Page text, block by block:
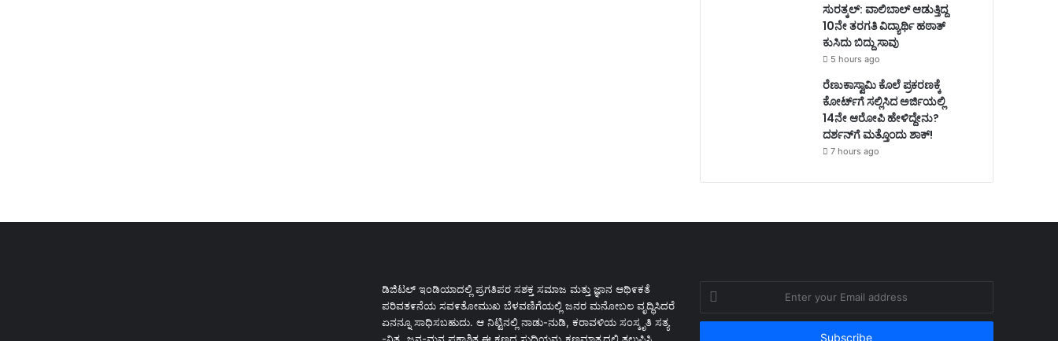
ಸುರತ್ಕಲ್: ವಾಲಿಬಾಲ್ ಆಡುತ್ತಿದ್ದ
10ನೇ ತರಗತಿ ವಿದ್ಯಾರ್ಥಿ ಹಠಾತ್
ಕುಸಿದು ಬಿದ್ದು ಸಾವು
5 hours ago
ರೆಣುಕಾಸ್ವಾಮಿ ಕೊಲೆ ಪ್ರಕರಣಕ್ಕೆ
ಕೋರ್ಟ್‌ಗೆ ಸಲ್ಲಿಸಿದ ಅರ್ಜಿಯಲ್ಲಿ
14ನೇ ಆರೋಪಿ ಹೇಳಿದ್ದೇನು?
ದರ್ಶನ್‌ಗೆ ಮತ್ತೊಂದು ಶಾಕ್!
7 hours ago
ಡಿಜಿಟಲ್ ಇಂಡಿಯಾದಲ್ಲಿ ಪ್ರಗತಿಪರ ಸಶಕ್ತ ಸಮಾಜ ಮತ್ತು ಜ್ಞಾನ ಆಥಿ೯ಕತೆ
ಪರಿವತ೯ನೆಯ ಸವ೯ತೋಮುಖ ಬೆಳವಣಿಗೆಯಲ್ಲಿ ಜನರ ಮನೋಬಲ ವೃದ್ಧಿಸಿದರೆ
ಏನನ್ನೂ ಸಾಧಿಸಬಹುದು. ಆ ನಿಟ್ಟಿನಲ್ಲಿ ನಾಡು-ನುಡಿ, ಕರಾವಳಿಯ ಸಂಸ್ಕೃತಿ ಸತ್ಯ
your
Email